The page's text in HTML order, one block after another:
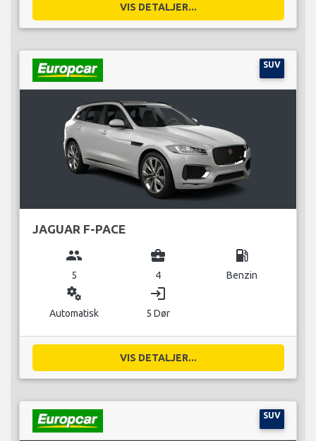
VIS DETALJER...
SUV
JAGUAR F-PACE
group
5
business_center
4
local_gas_station
Benzin
miscellaneous_services
Automatisk
login
5 Dør
VIS DETALJER...
SUV